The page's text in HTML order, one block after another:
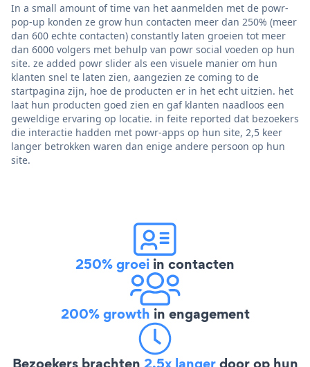
In a small amount of time van het aanmelden met de powr-
pop-up konden ze grow hun contacten meer dan 250% (meer
dan 600 echte contacten) constantly laten groeien tot meer
dan 6000 volgers met behulp van powr social voeden op hun
site. ze added powr slider als een visuele manier om hun
klanten snel te laten zien, aangezien ze coming to de
startpagina zijn, hoe de producten er in het echt uitzien. het
laat hun producten goed zien en gaf klanten naadloos een
geweldige ervaring op locatie. in feite reported dat bezoekers
die interactie hadden met powr-apps op hun site, 2,5 keer
langer betrokken waren dan enige andere persoon op hun
site.
250% groei in contacten
200% growth in engagement